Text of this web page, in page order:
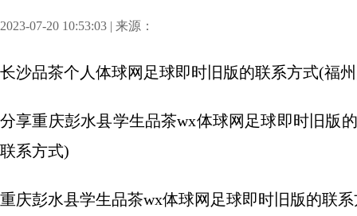
2023-07-20 10:53:03 | 来源：
长沙品茶个人体球网足球即时旧版的联系方式(福
分享重庆彭水县学生品茶wx体球网足球即时旧版
联系方式)
重庆彭水县学生品茶wx体球网足球即时旧版的联